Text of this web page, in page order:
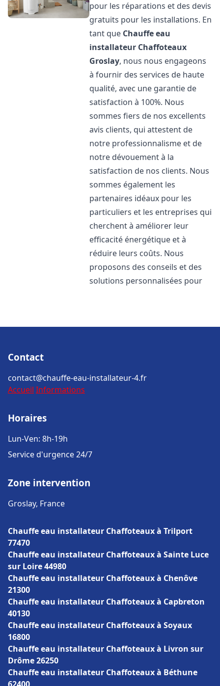
pour les réparations et des devis
gratuits pour les installations. En
tant que Chauffe eau
installateur Chaffoteaux
Groslay, nous nous engageons
à fournir des services de haute
qualité, avec une garantie de
satisfaction à 100%. Nous
sommes fiers de nos excellents
avis clients, qui attestent de
notre professionnalisme et de
notre dévouement à la
satisfaction de nos clients. Nous
sommes également les
partenaires idéaux pour les
particuliers et les entreprises qui
cherchent à améliorer leur
efficacité énergétique et à
réduire leurs coûts. Nous
proposons des conseils et des
solutions personnalisées pour
Contact
contact@chauffe-eau-installateur-4.fr
Accueil Informations
Horaires
Lun-Ven: 8h-19h
Service d'urgence 24/7
Zone intervention
Groslay, France
Chauffe eau installateur Chaffoteaux à Trilport
77470
Chauffe eau installateur Chaffoteaux à Sainte Luce
sur Loire 44980
Chauffe eau installateur Chaffoteaux à Chenôve
21300
Chauffe eau installateur Chaffoteaux à Capbreton
40130
Chauffe eau installateur Chaffoteaux à Soyaux
16800
Chauffe eau installateur Chaffoteaux à Livron sur
Drôme 26250
Chauffe eau installateur Chaffoteaux à Béthune